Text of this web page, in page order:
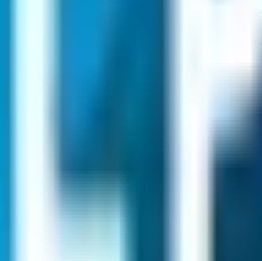
Toulouse (Haute-Garonne) · Occitanie
Privé